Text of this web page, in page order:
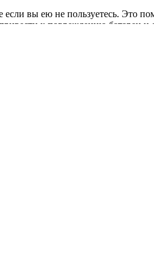
если вы ею не пользуетесь. Это
к повреждению батареи и